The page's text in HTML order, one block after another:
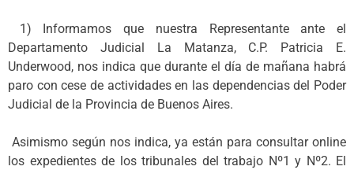
1) Informamos que nuestra Representante ante el
Departamento Judicial La Matanza, C.P. Patricia E.
Underwood, nos indica que durante el día de mañana habrá
paro con cese de actividades en las dependencias del Poder
Judicial de la Provincia de Buenos Aires.
Asimismo según nos indica, ya están para consultar online
los expedientes de los tribunales del trabajo Nº1 y Nº2. El